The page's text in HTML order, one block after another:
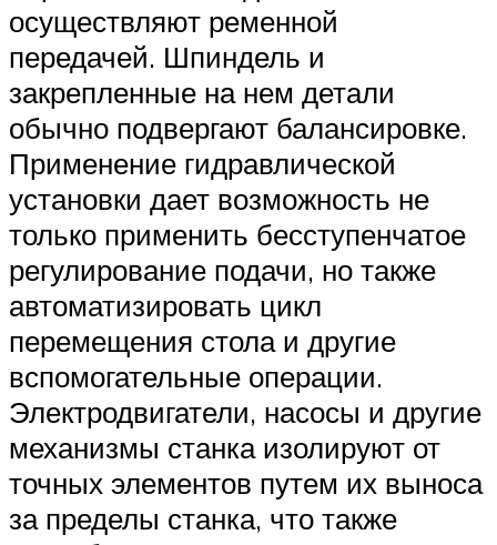
осуществляют ременной
передачей. Шпиндель и
закрепленные на нем детали
обычно подвергают балансировке.
Применение гидравлической
установки дает возможность не
только применить бесступенчатое
регулирование подачи, но также
автоматизировать цикл
перемещения стола и другие
вспомогательные операции.
Электродвигатели, насосы и другие
механизмы станка изолируют от
точных элементов путем их выноса
за пределы станка, что также